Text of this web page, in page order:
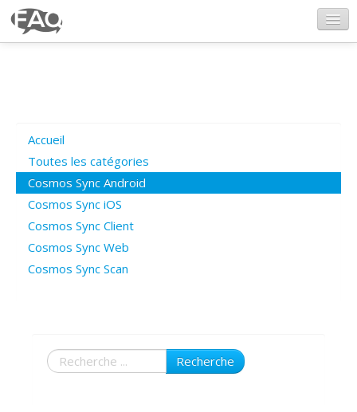
Poser une question
Questions ouvertes
Connexion
Accueil
Toutes les catégories
Cosmos Sync Android
Cosmos Sync iOS
Cosmos Sync Client
Cosmos Sync Web
Cosmos Sync Scan
Recherche